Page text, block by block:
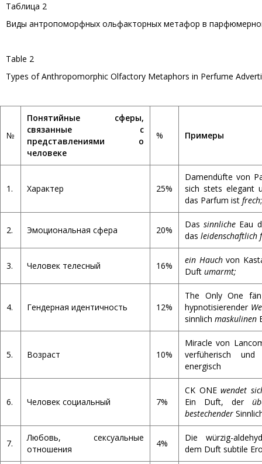
Таблица 2
Виды антропоморфных ольфакторных метафор в
Table 2
Types of Anthropomorphic Olfactory Metaphors in Perfume
№
Понятийные сферы,
связанные с
представлениями о
человеке
% Примеры
1. Характер 25%
Damendüfte von
sich stets elegant
das Parfum ist frech;
2. Эмоциональная сфера 20%
Dassinnliche Eau
das leidenschaftlich
3. Человек телесный 16%
ein Hauchvon
Duft umarmt;
4. Гендерная идентичность 12%
The Only One
hypnotisierender
sinnlich maskulinen
5. Возраст 10%
Miracle von
verfüherisch
energisch
6. Человек социальный 7%
СK ONEwendet
Ein Duft, der
bestechender
7.
Любовь, сексуальные
отношения
4%
Die würzig-
dem Duft subtile